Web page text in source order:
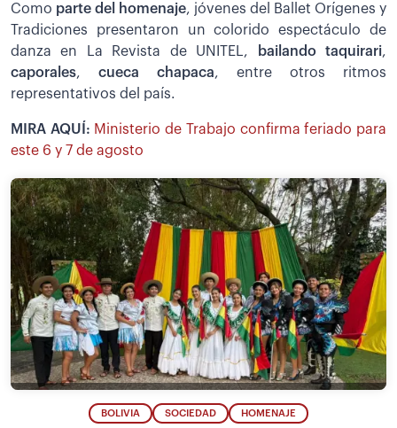
Como parte del homenaje, jóvenes del Ballet Orígenes y
Tradiciones presentaron un colorido espectáculo de
danza en La Revista de UNITEL,
bailando taquirari,
caporales, cueca chapaca, entre otros ritmos
representativos del país.
MIRA AQUÍ: Ministerio de Trabajo confirma feriado para
este 6 y 7 de agosto
BOLIVIA SOCIEDAD HOMENAJE